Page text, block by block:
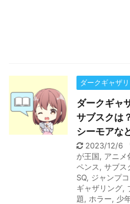
ダークギャザ
ダークギャ
サブスクは
シーモアな
2023/12/6
が王国, アニメ
ペンス, サブス
SQ, ジャンプ
ギャザリング,
題, ホラー, 少